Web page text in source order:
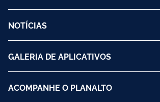
NOTÍCIAS
GALERIA DE APLICATIVOS
ACOMPANHE O PLANALTO